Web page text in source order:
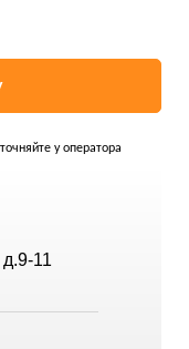
у оператора
11